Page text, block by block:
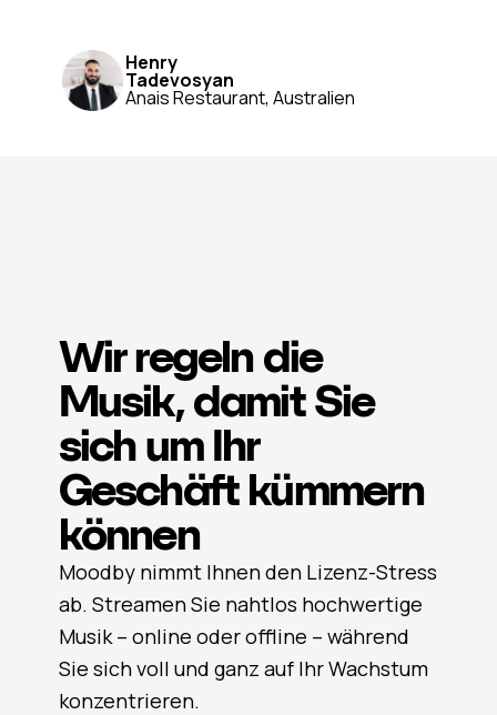
Henry
Tadevosyan
Anais Restaurant, Australien
Wir regeln die
Musik, damit Sie
sich um Ihr
Geschäft kümmern
können
Moodby nimmt Ihnen den Lizenz-Stress
ab. Streamen Sie nahtlos hochwertige
Musik – online oder offline – während
Sie sich voll und ganz auf Ihr Wachstum
konzentrieren.